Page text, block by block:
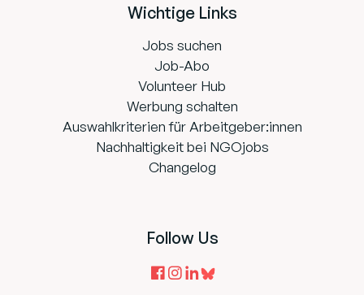
Wichtige Links
Jobs suchen
Job-Abo
Volunteer Hub
Werbung schalten
Auswahlkriterien für Arbeitgeber:innen
Nachhaltigkeit bei NGOjobs
Changelog
Follow Us